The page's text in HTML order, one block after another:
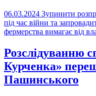
06.03.2024 Зупинити
під час війни та
фермерства вимагає від
Розслідуванню
Курченка»
Пашинського